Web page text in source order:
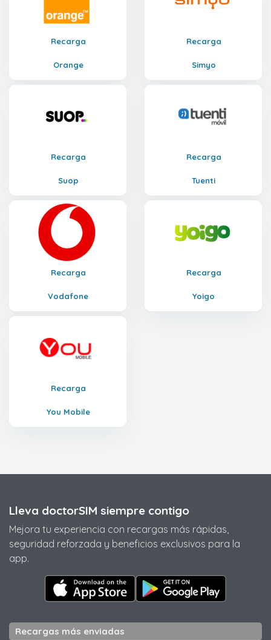
Recarga
Orange
Recarga
Simyo
Recarga
Suop
Recarga
Tuenti
Recarga
Vodafone
Recarga
Yoigo
Recarga
You Mobile
Lleva doctorSIM siempre contigo
Mejora tu experiencia con recargas más rápidas,
seguridad reforzada y beneficios exclusivos para la
app.
Recargas más enviadas